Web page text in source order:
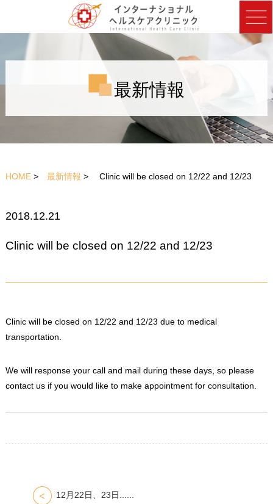
最新情報
HOME> 最新情報 > Clinic will be closed on 12/22 and 12/23
2018.12.21
Clinic will be closed on 12/22 and 12/23
Clinic will be closed on 12/22 and 12/23 due to medical
transportation.
We will response your call and mail during these days, so please
contact us if you would like to make appointment for consultation.
12月22日、23日......